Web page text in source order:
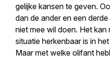
gelijke kansen te geven.
dan de ander en een
niet mee wil doen. Het kan
situatie herkenbaar is in
Maar met welke olifant